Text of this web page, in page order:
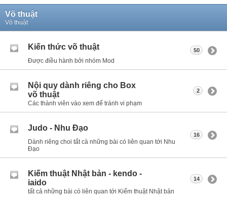
Võ thuật
Võ thuật
Kiến thức võ thuật
Được điều hành bởi nhóm Mod
50
Nội quy dành riêng cho Box
võ thuật
Các thành viên vào xem để tránh vi phạm
2
Judo - Nhu Đạo
Dành riêng choi tất cà những bài có liên quan tới Nhu
Đạo
16
Kiếm thuật Nhật bản - kendo -
iaido
tất cả những bài có liên quan tới Kiếm thuật Nhật bản
14